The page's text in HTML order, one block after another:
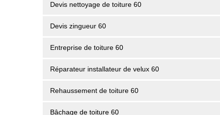
Devis nettoyage de toiture 60
Devis zingueur 60
Entreprise de toiture 60
Réparateur installateur de velux 60
Rehaussement de toiture 60
Bâchage de toiture 60